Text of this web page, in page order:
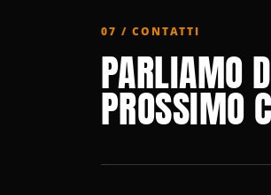
07 / CONTATTI
PARLIAMO
PROSSIMO